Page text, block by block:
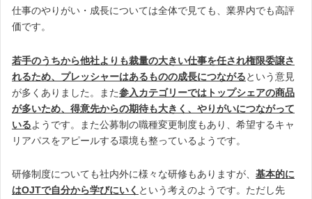
仕事のやりがい・成長については全体で見ても、業界内でも高評
価です。
若手のうちから他社よりも裁量の大きい仕事を任され権限委譲さ
れるため、プレッシャーはあるものの成長につながるという意見
が多くありました。また参入カテゴリーではトップシェアの商品
が多いため、得意先からの期待も大きく、やりがいにつながって
いるようです。また公募制の職種変更制度もあり、希望するキャ
リアパスをアピールする環境も整っているようです。
研修制度についても社内外に様々な研修もありますが、 基本的に
はOJTで自分から学びにいく という考えのようです。ただし先